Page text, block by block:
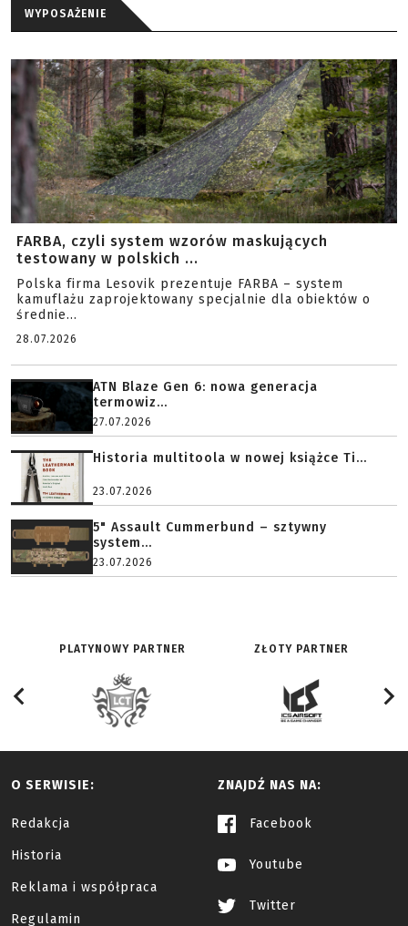
WYPOSAŻENIE
FARBA, czyli system wzorów maskujących
testowany w polskich ...
Polska firma Lesovik prezentuje FARBA – system
kamuflażu zaprojektowany specjalnie dla obiektów o
średnie...
28.07.2026
ATN Blaze Gen 6: nowa generacja
termowiz...
27.07.2026
Historia multitoola w nowej książce Ti...
23.07.2026
5" Assault Cummerbund – sztywny
system...
23.07.2026
PLATYNOWY PARTNER ZŁOTY PARTNER
O SERWISIE:
Redakcja
Historia
Reklama i współpraca
Regulamin
ZNAJDŹ NAS NA:
Facebook
Youtube
Twitter